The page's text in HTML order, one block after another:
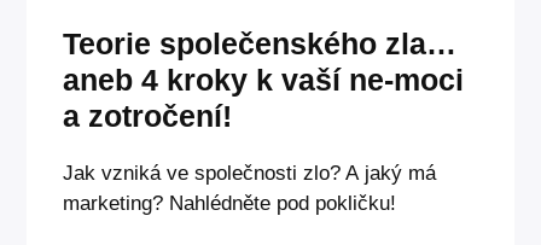
Teorie společenského zla…
aneb 4 kroky k vaší ne-moci
a zotročení!
Jak vzniká ve společnosti zlo? A jaký má
marketing? Nahlédněte pod pokličku!